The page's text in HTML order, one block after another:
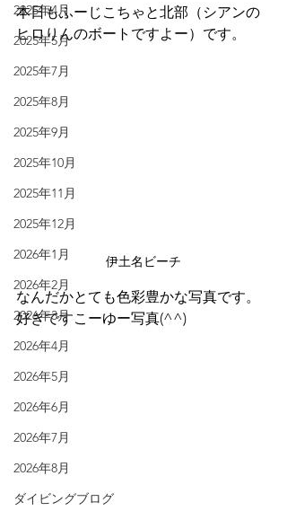
2025年4月
2025年5月
2025年7月
2025年8月
2025年9月
2025年10月
2025年11月
2025年12月
2026年1月
2026年2月
2026年3月
2026年4月
2026年5月
2026年6月
2026年7月
2026年8月
ダイビングブログ
本日もふーじこちゃと北部（シアンの
ヒロりんのボートですよー）です。
伊土名ビーチ
なんだかとても色彩豊かな写真です。
好きですこーゆー写真(^^)